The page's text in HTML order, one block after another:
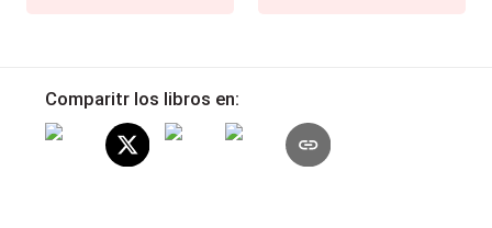
Comparitr los libros en: